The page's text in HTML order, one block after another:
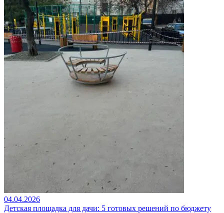
04.04.2026
Детская площадка для дачи: 5 готовых решений по бюджету